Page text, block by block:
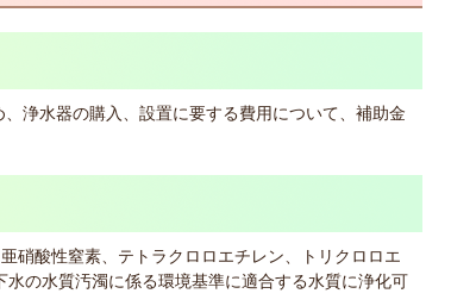
浄水器の購入、設置に要する費用について、補助金
硝酸性窒素、テトラクロロエチレン、トリクロロエ
の水質汚濁に係る環境基準に適合する水質に浄化可